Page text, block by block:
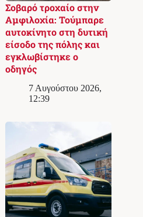
Σοβαρό τροχαίο στην
Αμφιλοχία: Τούμπαρε
αυτοκίνητο στη δυτική
είσοδο της πόλης και
εγκλωβίστηκε ο
οδηγός
7 Αυγούστου 2026,
12:39